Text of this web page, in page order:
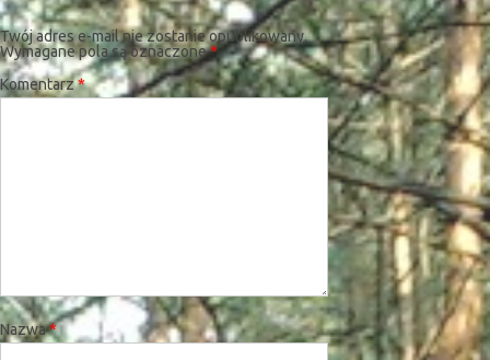
Twój adres e-mail nie zostanie opublikowany.
Wymagane pola są oznaczone*
Komentarz*
Nazwa*